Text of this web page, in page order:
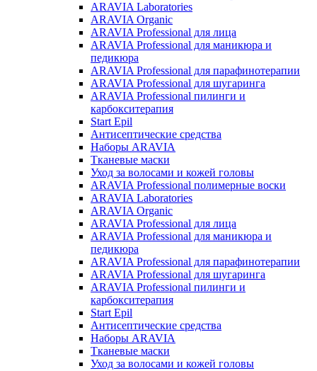
ARAVIA Laboratories
ARAVIA Organic
ARAVIA Professional для лица
ARAVIA Professional для маникюра и
педикюра
ARAVIA Professional для парафинотерапии
ARAVIA Professional для шугаринга
ARAVIA Professional пилинги и
карбокситерапия
Start Epil
Антисептические средства
Наборы ARAVIA
Тканевые маски
Уход за волосами и кожей головы
ARAVIA Professional полимерные воски
ARAVIA Laboratories
ARAVIA Organic
ARAVIA Professional для лица
ARAVIA Professional для маникюра и
педикюра
ARAVIA Professional для парафинотерапии
ARAVIA Professional для шугаринга
ARAVIA Professional пилинги и
карбокситерапия
Start Epil
Антисептические средства
Наборы ARAVIA
Тканевые маски
Уход за волосами и кожей головы